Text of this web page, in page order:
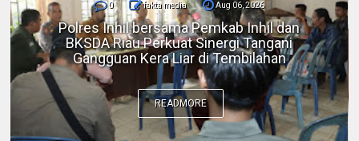
0 fakta media Aug 06, 2026
DPC IKADIN Pekanbaru Kutuk Premanisme,
Desak Polda Riau Beri Perlindungan terhadap
Advokat
READMORE